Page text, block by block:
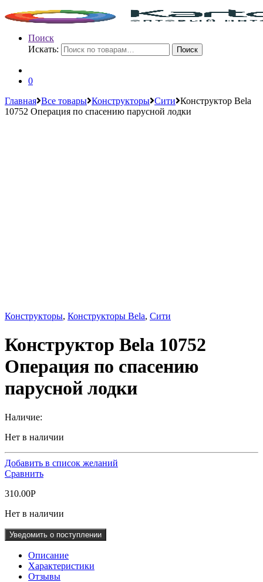
Поиск
Искать:
Поиск
0
Главная Все товары Конструкторы Сити Конструктор Bela
10752 Операция по спасению парусной лодки
Конструкторы, Конструкторы Bela, Сити
Конструктор Bela 10752
Операция по спасению
парусной лодки
Наличие:
Нет в наличии
Добавить в список желаний
Сравнить
310.00Р
Нет в наличии
Уведомить о поступлении
Описание
Характеристики
Отзывы